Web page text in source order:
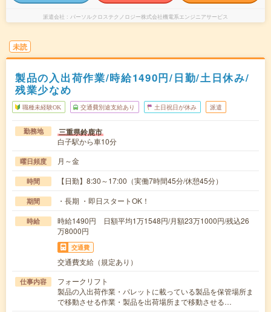
派遣会社 パーソルクロステクノロジー株式会社機電系エンジニアサービス
未読
製品の入出荷作業/時給1490円/日勤/土日休み/
残業少なめ
職種未経験OK 交通費別途支給あり 土日祝日が休み 派遣
勤務地 三重県鈴鹿市
白子駅から車10分
曜日頻度 月～金
時間 【日勤】8:30～17:00（実働7時間45分/休憩45分）
期間 ・長期 ・即日スタートOK！
時給
時給1490円 日額平均1万1548円/月額23万1000円/残込26
万8000円
交通費
交通費支給（規定あり）
仕事内容
フォークリフト
製品の入出荷作業・パレットに載っている製品を保管場所ま
で移動させる作業・製品を出荷場所まで移動させる…